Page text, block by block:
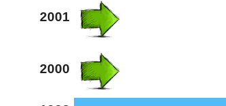
2001
2000